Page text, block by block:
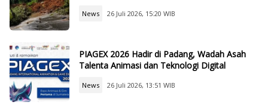
News 26 Juli 2026, 15:20 WIB
PIAGEX 2026 Hadir di Padang, Wadah Asah
Talenta Animasi dan Teknologi Digital
News 26 Juli 2026, 13:51 WIB